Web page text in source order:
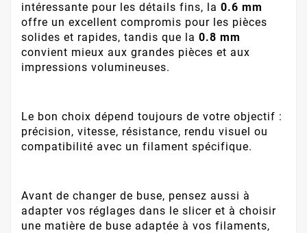
intéressante pour les détails fins, la 0.6 mm
offre un excellent compromis pour les pièces
solides et rapides, tandis que la 0.8 mm
convient mieux aux grandes pièces et aux
impressions volumineuses.
Le bon choix dépend toujours de votre objectif :
précision, vitesse, résistance, rendu visuel ou
compatibilité avec un filament spécifique.
Avant de changer de buse, pensez aussi à
adapter vos réglages dans le slicer et à choisir
une matière de buse adaptée à vos filaments,